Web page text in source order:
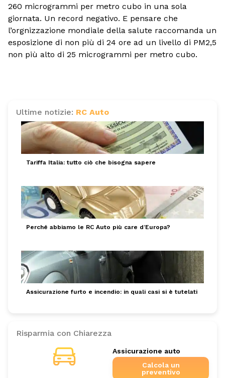
260 microgrammi per metro cubo in una sola
giornata. Un record negativo. E pensare che
l’orgnizzazione mondiale della salute raccomanda un
esposizione di non più di 24 ore ad un livello di PM2,5
non più alto di 25 microgrammi per metro cubo.
Ultime notizie: RC Auto
Tariffa Italia: tutto ciò che bisogna sapere
Perché abbiamo le RC Auto più care d’Europa?
Assicurazione furto e incendio: in quali casi si è tutelati
Risparmia con Chiarezza
Assicurazione auto
Calcola un
preventivo